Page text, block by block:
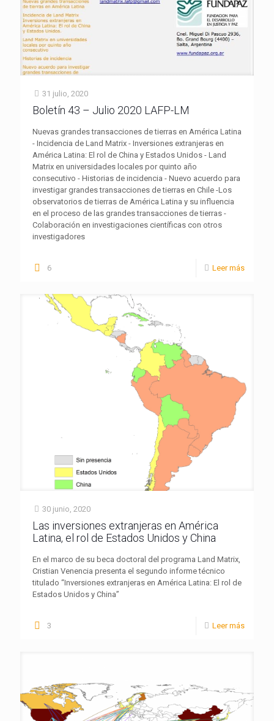
31 julio, 2020
Boletín 43 – Julio 2020 LAFP-LM
Nuevas grandes transacciones de tierras en América Latina
- Incidencia de Land Matrix - Inversiones extranjeras en
América Latina: El rol de China y Estados Unidos - Land
Matrix en universidades locales por quinto año
consecutivo - Historias de incidencia - Nuevo acuerdo para
investigar grandes transacciones de tierras en Chile -Los
observatorios de tierras de América Latina y su influencia
en el proceso de las grandes transacciones de tierras -
Colaboración en investigaciones científicas con otros
investigadores
6 Leer más
30 junio, 2020
Las inversiones extranjeras en América
Latina, el rol de Estados Unidos y China
En el marco de su beca doctoral del programa Land Matrix,
Cristian Venencia presenta el segundo informe técnico
titulado “Inversiones extranjeras en América Latina: El rol de
Estados Unidos y China”
3 Leer más